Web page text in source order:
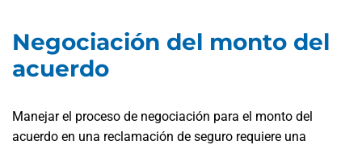
Negociación del monto del
acuerdo
Manejar el proceso de negociación para el monto del
acuerdo en una reclamación de seguro requiere una